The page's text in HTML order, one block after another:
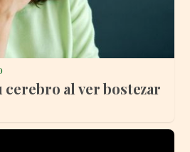
al ver bostezar